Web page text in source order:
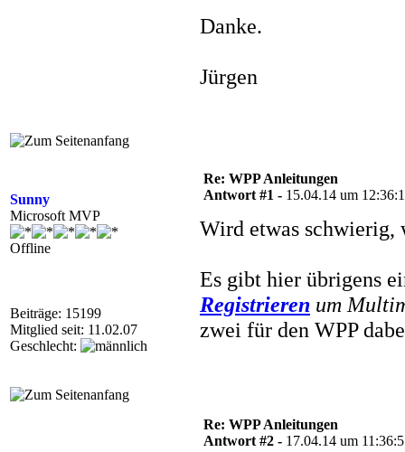
Danke.
Jürgen
Sunny
Microsoft MVP
Offline
Beiträge: 15199
Mitglied seit: 11.02.07
Geschlecht:
Re: WPP Anleitungen
Antwort #1 - 15.04.14 um
Wird etwas schwierig,
Es gibt hier übrigens
Registrieren um
zwei für den WPP
Re: WPP Anleitungen
Antwort #2 - 17.04.14 um